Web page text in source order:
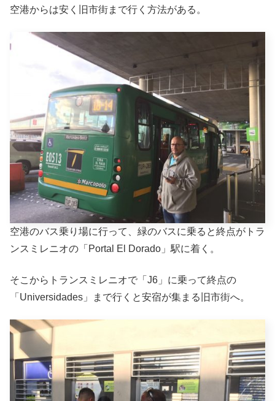
空港からは安く旧市街まで行く方法がある。
空港のバス乗り場に行って、緑のバスに乗ると終点がトラ
ンスミレニオの「Portal El Dorado」駅に着く。
そこからトランスミレニオで「J6」に乗って終点の
「Universidades」まで行くと安宿が集まる旧市街へ。